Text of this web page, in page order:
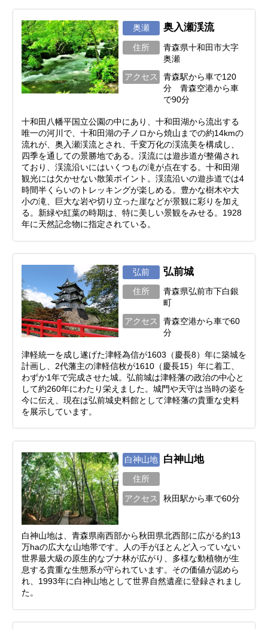
奥瀬 奥入瀬渓流
住所
青森県十和田市大字
奥瀬
アクセス
青森駅から車で120
分 青森空港から車
で90分
十和田八幡平国立公園の中にあり、十和田湖から流出する
唯一の河川で、十和田湖の子ノロから焼山までの約14kmの
流れが、奥入瀬渓流とされ、千変万化の渓流美を構成し、
四季を通しての景勝地である。渓流には遊歩道が整備され
ており、渓流沿いにはいくつもの滝が点在する。十和田湖
観光には欠かせない散策ポイント。渓流沿いの遊歩道では4
時間半くらいのトレッキングが楽しめる。豊かな樹木や大
小の滝、巨大な岩や切り立った崖などが景観に彩りを加え
る。新緑や紅葉の時期は、特に美しい景観をみせる。1928
年に天然記念物に指定されている。
弘前 弘前城
住所
青森県弘前市下白銀
町
アクセス
青森空港から車で60
分
津軽統一を成し遂げた津軽為信が1603（慶長8）年に築城を
計画し、2代藩主の津軽信枚が1610（慶長15）年に着工、
わずか1年で完成させた城。弘前城は津軽藩の政治の中心と
して約260年にわたり栄えました。城門や天守は当時の姿を
今に伝え、現在は弘前城史料館として津軽藩の貴重な史料
を展示しています。
白神山地 白神山地
住所
アクセス 秋田駅から車で60分
白神山地は、青森県南西部から秋田県北西部に広がる約13
万haの広大な山地帯です。人の手がほとんど入っていない
世界最大級の原生的なブナ林が広がり、多様な動植物が生
息する貴重な生態系が守られています。その価値が認めら
れ、1993年に白神山地として世界自然遺産に登録されまし
た。